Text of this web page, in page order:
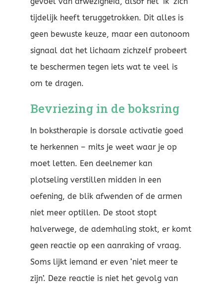
tijdelijk heeft teruggetrokken. Dit alles is
geen bewuste keuze, maar een autonoom
signaal dat het lichaam zichzelf probeert
te beschermen tegen iets wat te veel is
om te dragen.
Bevriezing in de boksring
In bokstherapie is dorsale activatie goed
te herkennen – mits je weet waar je op
moet letten. Een deelnemer kan
plotseling verstillen midden in een
oefening, de blik afwenden of de armen
niet meer optillen. De stoot stopt
halverwege, de ademhaling stokt, er komt
geen reactie op een aanraking of vraag.
Soms lijkt iemand er even ‘niet meer te
zijn’. Deze reactie is niet het gevolg van